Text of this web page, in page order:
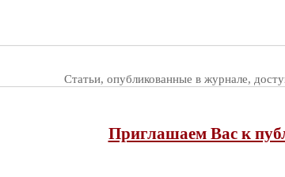
Статьи, опубликованные в журнале,
Приглашаем Вас к